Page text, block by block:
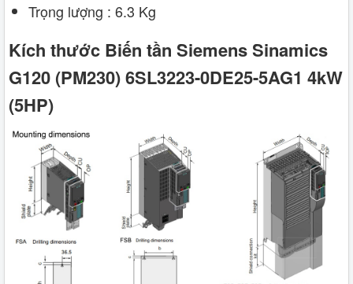
Trọng lượng : 6.3 Kg
Kích thước Biến tần Siemens Sinamics
G120 (PM230) 6SL3223-0DE25-5AG1 4kW
(5HP)